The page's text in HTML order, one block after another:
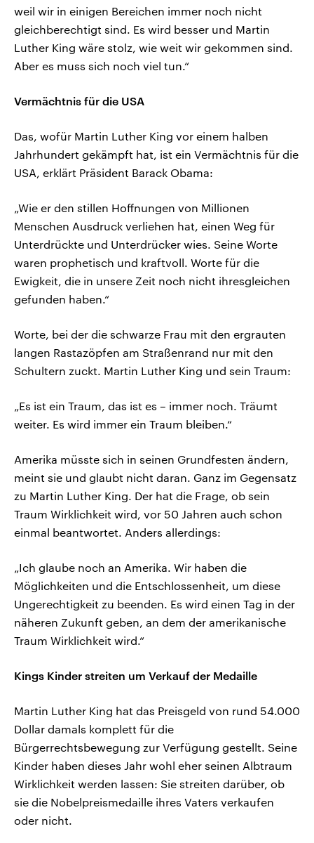
weil wir in einigen Bereichen immer noch nicht
gleichberechtigt sind. Es wird besser und Martin
Luther King wäre stolz, wie weit wir gekommen sind.
Aber es muss sich noch viel tun.“
Vermächtnis für die USA
Das, wofür Martin Luther King vor einem halben
Jahrhundert gekämpft hat, ist ein Vermächtnis für die
USA, erklärt Präsident Barack Obama:
„Wie er den stillen Hoffnungen von Millionen
Menschen Ausdruck verliehen hat, einen Weg für
Unterdrückte und Unterdrücker wies. Seine Worte
waren prophetisch und kraftvoll. Worte für die
Ewigkeit, die in unsere Zeit noch nicht ihresgleichen
gefunden haben.“
Worte, bei der die schwarze Frau mit den ergrauten
langen Rastazöpfen am Straßenrand nur mit den
Schultern zuckt. Martin Luther King und sein Traum:
„Es ist ein Traum, das ist es – immer noch. Träumt
weiter. Es wird immer ein Traum bleiben.“
Amerika müsste sich in seinen Grundfesten ändern,
meint sie und glaubt nicht daran. Ganz im Gegensatz
zu Martin Luther King. Der hat die Frage, ob sein
Traum Wirklichkeit wird, vor 50 Jahren auch schon
einmal beantwortet. Anders allerdings:
„Ich glaube noch an Amerika. Wir haben die
Möglichkeiten und die Entschlossenheit, um diese
Ungerechtigkeit zu beenden. Es wird einen Tag in der
näheren Zukunft geben, an dem der amerikanische
Traum Wirklichkeit wird.“
Kings Kinder streiten um Verkauf der Medaille
Martin Luther King hat das Preisgeld von rund 54.000
Dollar damals komplett für die
Bürgerrechtsbewegung zur Verfügung gestellt. Seine
Kinder haben dieses Jahr wohl eher seinen Albtraum
Wirklichkeit werden lassen: Sie streiten darüber, ob
sie die Nobelpreismedaille ihres Vaters verkaufen
oder nicht.